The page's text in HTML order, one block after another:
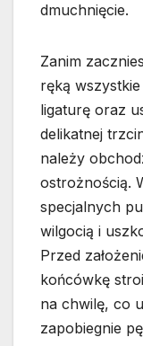
dmuchnięcie.
Zanim
ręką
ligaturę oraz
delikatnej
należy
ostrożnością.
specjalnych
wilgocią i
Przed
końcówkę
na chwilę, co
zapobiegnie